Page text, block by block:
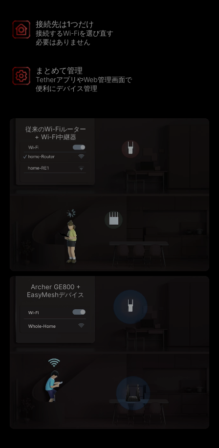
接続先は1つだけ
接続するWi-Fiを選び直す
必要はありません
まとめて管理
TetherアプリやWeb管理画面で
便利にデバイス管理
従来のWi-Fiルーター
+ Wi-Fi中継器
Archer GE800 +
EasyMeshデバイス